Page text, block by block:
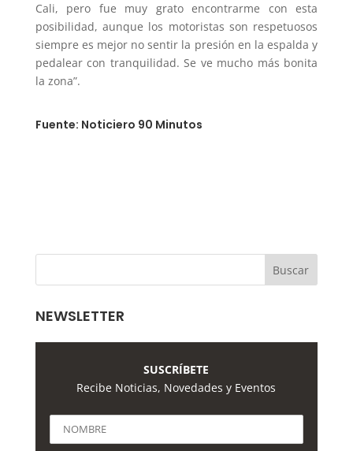
Cali, pero fue muy grato encontrarme con esta
posibilidad, aunque los motoristas son respetuosos
siempre es mejor no sentir la presión en la espalda y
pedalear con tranquilidad. Se ve mucho más bonita
la zona”.
Fuente: Noticiero 90 Minutos
NEWSLETTER
SUSCRÍBETE
Recibe Noticias, Novedades y Eventos